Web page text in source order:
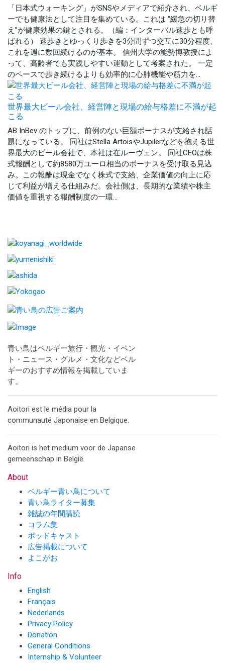
「日本式ウォーキング」がSNSやメディアで紹介され、ベルギ
ーでも健康法として注目を集めている。これは “緩急の切り替
え”が健康効果の鍵とされる。（編：インターバル速歩とも呼
ばれる） 速歩きとゆっくり歩きを3分間ずつ交互に30分程度、
これを週に数回続けるのが基本。 信州大学の能勢博教授によ
って、高齢者でも実践しやすい運動として考案された。 一定
のペースで歩き続けるよりも効率的に心肺機能や筋力を...
世界最大ビール会社、経営陣と現場の給与格差に不満が起
こる
AB InBev のトップに、前例のない巨額ボーナスが支給され話
題になっている。 同社はStella ArtoisやJupilerなどを抱える世
界最大のビール会社で、本社は在ルーヴェン。 同社CEOは株
式報酬として約8580万ユーロ相当のボーナスを受け取る見込
み。この報酬は現金でなく株式で支給、企業価値の向上に応
じて利益が増える仕組みだ。会社側は、長期的な業績や株主
価値を重視する報酬制度の一環...
青い鳥はベルギー旅行・観光・イベン
ト・ニュース・グルメ・文化などベル
ギーのおすすめ情報を掲載していま
す。
Aoitori est le média pour la
communauté Japonaise en Belgique.
Aoitori is het medium voor de Japanse
gemeenschap in België.
About
ベルギー青い鳥について
青い鳥ライター募集
雑誌の年間購読
コラム集
ポッドキャスト
広告掲載について
よこがお
Info
English
Français
Nederlands
Privacy Policy
Donation
General Conditions
Internship & Volunteer